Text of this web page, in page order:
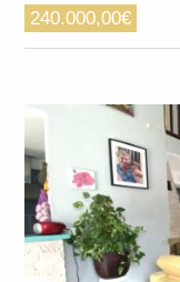
240.000,00€